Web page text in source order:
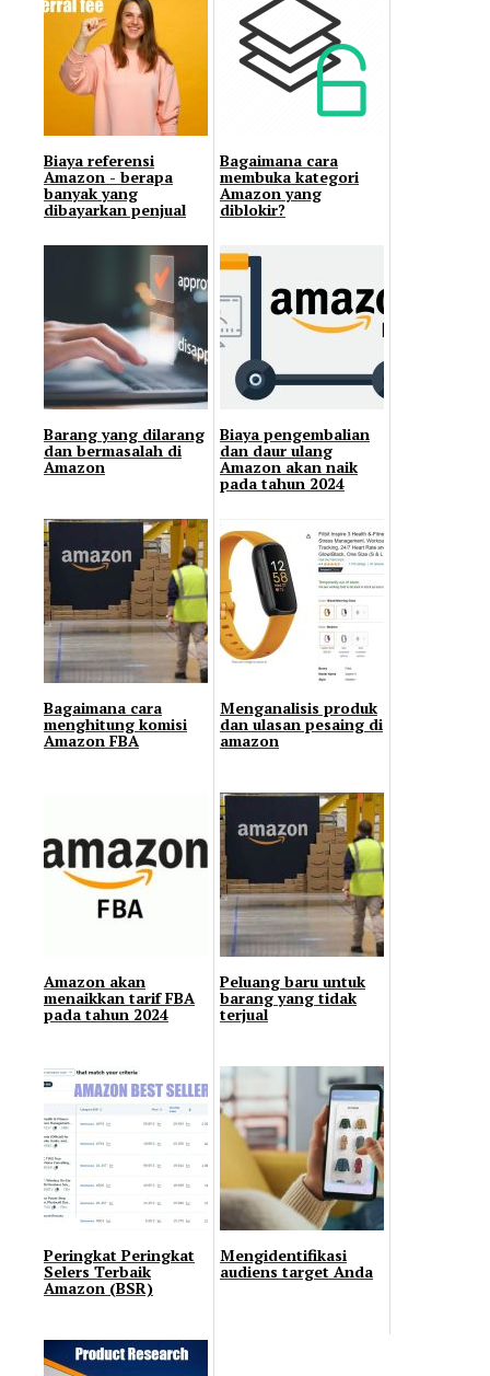
Biaya referensi
Amazon - berapa
banyak yang
dibayarkan penjual
Bagaimana cara
membuka kategori
Amazon yang
diblokir?
Barang yang dilarang
dan bermasalah di
Amazon
Biaya pengembalian
dan daur ulang
Amazon akan naik
pada tahun 2024
Bagaimana cara
menghitung komisi
Amazon FBA
Menganalisis produk
dan ulasan pesaing di
amazon
Amazon akan
menaikkan tarif FBA
pada tahun 2024
Peluang baru untuk
barang yang tidak
terjual
Peringkat Peringkat
Sеlеrѕ Terbaik
Amazon (BSR)
Mengidentifikasi
audiens target Anda